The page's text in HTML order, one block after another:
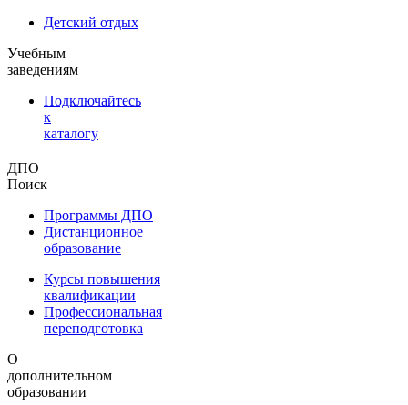
Детский отдых
Учебным
заведениям
Подключайтесь
к
каталогу
ДПО
Поиск
Программы ДПО
Дистанционное
образование
Курсы повышения
квалификации
Профессиональная
переподготовка
О
дополнительном
образовании